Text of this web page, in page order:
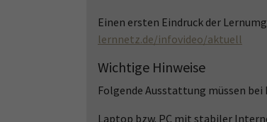
Einen ersten Eindruck der
lernnetz.de/infovideo/aktuell
Wichtige Hinweise
Folgende Ausstattung müssen
Laptop bzw. PC mit stabiler